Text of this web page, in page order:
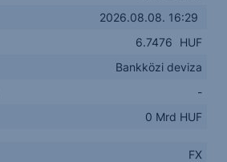
2026.08.08. 16:29
6.7476
HUF
Bankközi deviza
-
0 Mrd HUF
FX